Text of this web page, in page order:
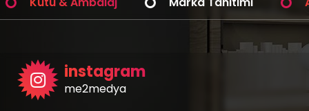
instagram
me2medya